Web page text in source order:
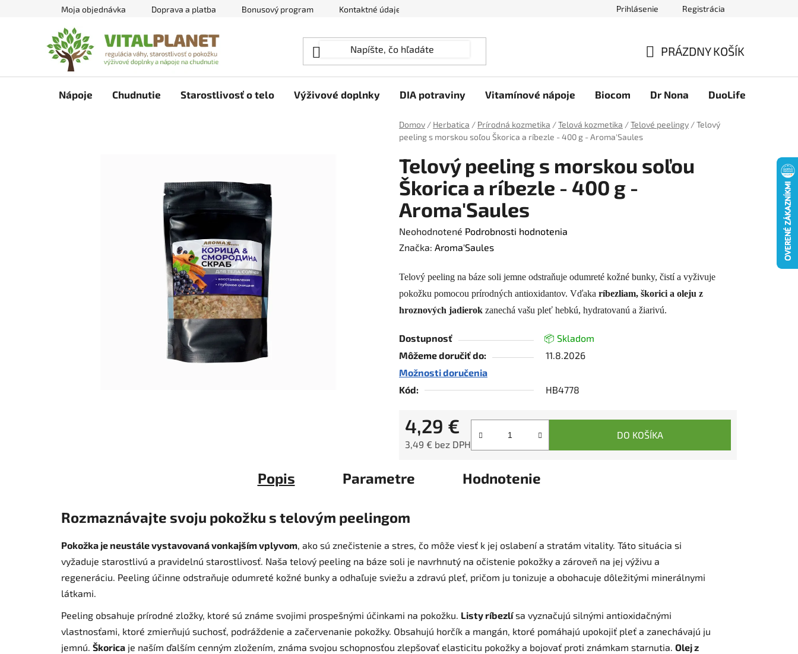
Moja objednávka Doprava a platba Bonusový program Kontaktné údaje Ako nakupovať Obchodné podmienky
Prihlásenie Registrácia
KOŠÍK
PRÁZDNY KOŠÍK
Nápoje Chudnutie Starostlivosť o telo Výživové doplnky DIA potraviny Vitamínové nápoje Biocom Dr Nona DuoLife
Domov / Herbatica / Prírodná kozmetika /Telová kozmetika /Telové peelingy /Telový
peeling s morskou soľou Škorica a ríbezle - 400 g - Aroma'Saules
Telový peeling s morskou soľou
Škorica a ríbezle - 400 g -
Aroma'Saules
Priemerné
hodnotenie
je
0,0
z
hviezdičiek.
Neohodnotené Podrobnosti hodnotenia
Značka: Aroma'Saules
Telový peeling na báze soli jemne odstraňuje odumreté kožné bunky, čistí a vyživuje
pokožku pomocou prírodných antioxidantov. Vďaka ríbezliam, škorici a oleju z
hroznových jadierok zanechá vašu pleť hebkú, hydratovanú a žiarivú.
Dostupnosť
📦 Skladom
Môžeme doručiť do:
11.8.2026
Možnosti doručenia
Kód:
HB4778
4,29 €
3,49 € bez DPH
DO KOŠÍKA
Popis Parametre Hodnotenie
Rozmaznávajte svoju pokožku s telovým peelingom
Pokožka je neustále vystavovaná vonkajším vplyvom, ako sú znečistenie a stres, čo môže viesť k jej oslabení a stratám vitality. Táto situácia si
vyžaduje starostlivú a pravidelnú starostlivosť. Naša telový peeling na báze soli je navrhnutý na očistenie pokožky a zároveň na jej výživu a
regeneráciu. Peeling účinne odstraňuje odumreté kožné bunky a odhaľuje sviežu a zdravú pleť, pričom ju tonizuje a obohacuje dôležitými minerálnymi
látkami.
Peeling obsahuje prírodné zložky, ktoré sú známe svojimi prospešnými účinkami na pokožku. Listy ríbezlísa vyznačujú silnými antioxidačnými
vlastnosťami, ktoré zmierňujú suchosť, podráždenie a začervenanie pokožky. Obsahujú horčík a mangán, ktoré pomáhajú upokojiť pleť a zanechávajú ju
jemnú. Škorica je naším ďalším cenným zložením, známa svojou schopnosťou zlepšovať elasticitu pokožky a bojovať proti známkam starnutia. Olej z